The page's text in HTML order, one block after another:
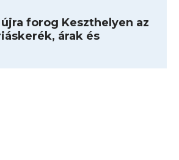
forog Keszthelyen az
árak és